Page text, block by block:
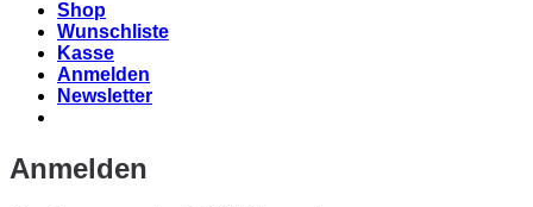
Shop
Wunschliste
Kasse
Anmelden
Newsletter
Anmelden